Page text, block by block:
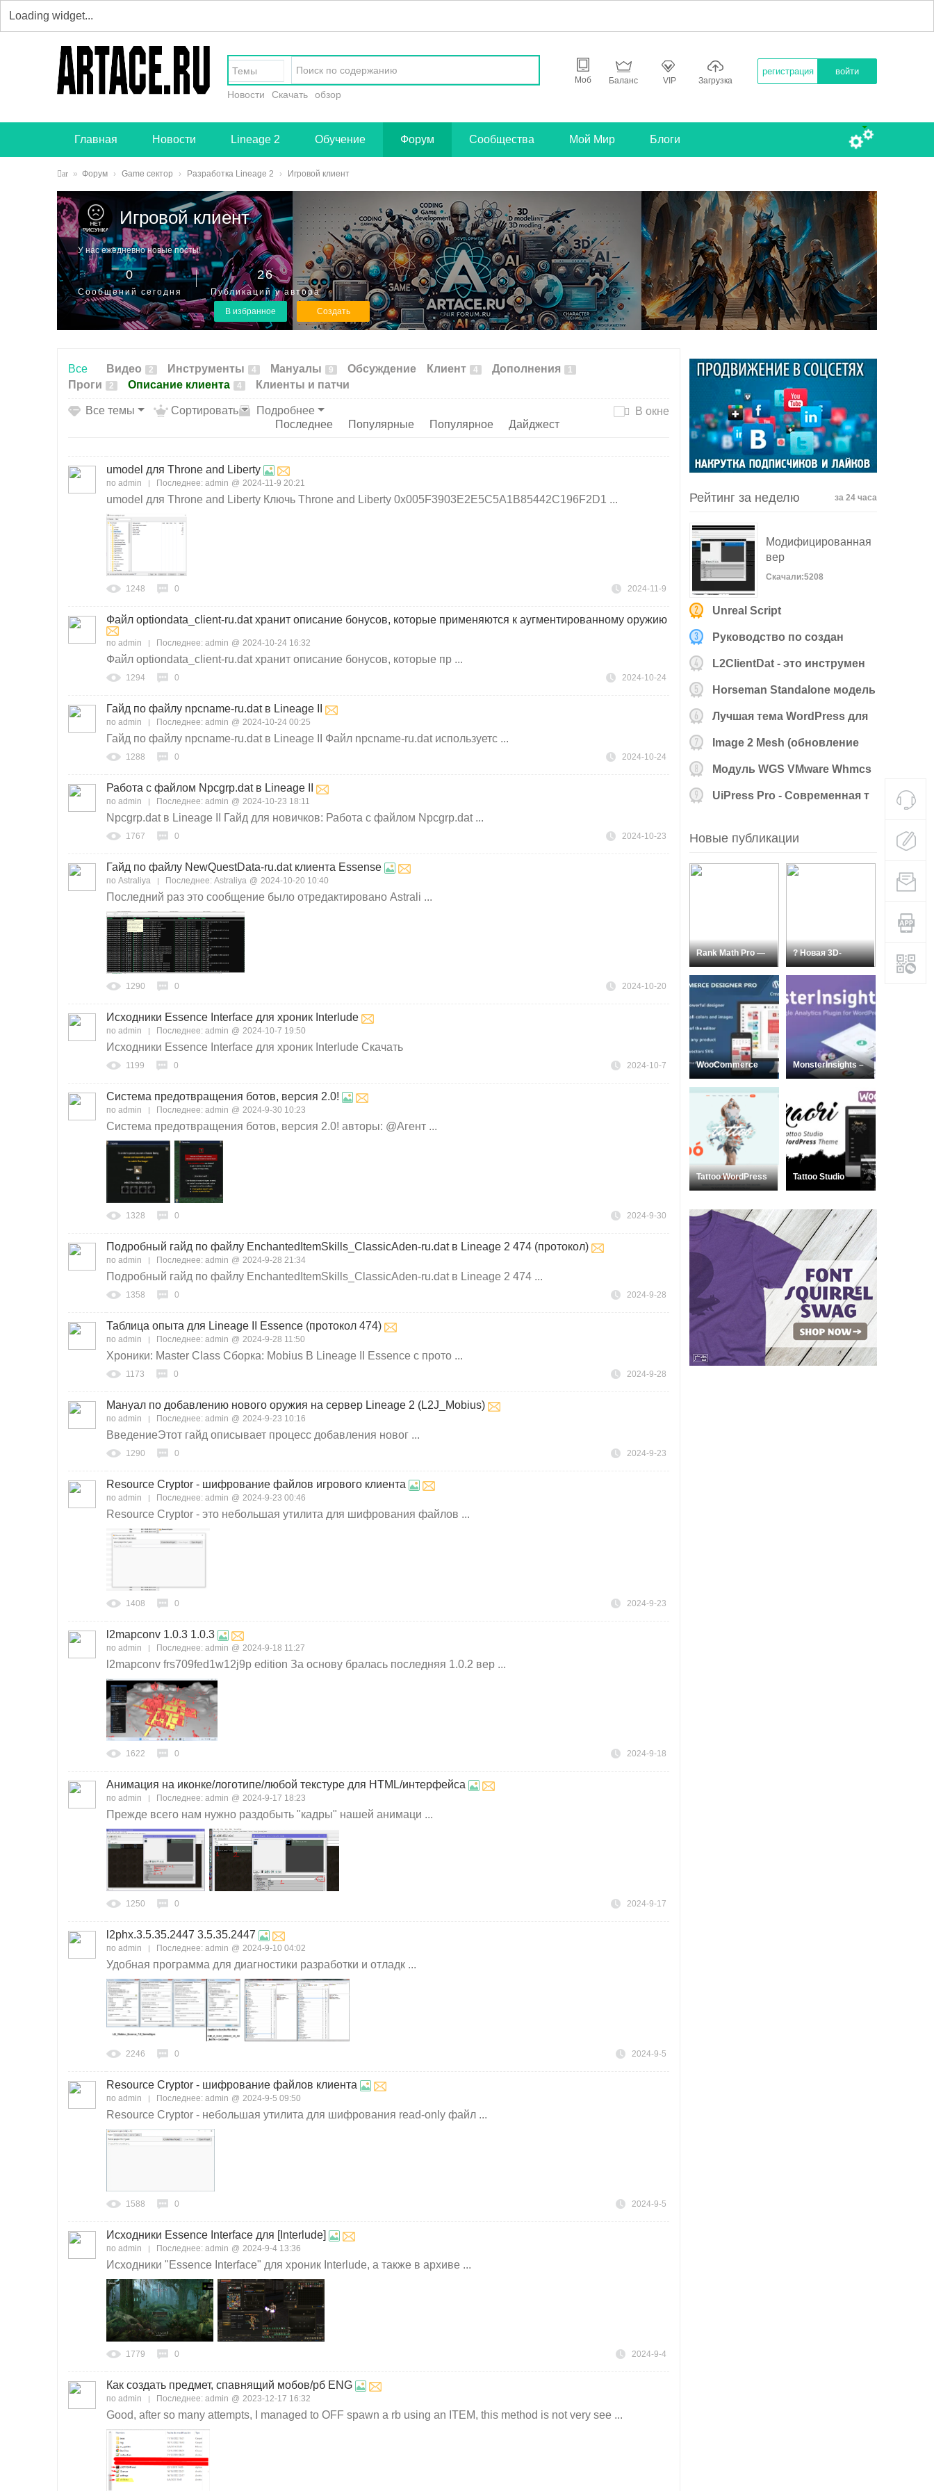
Темы
Новости Скачать обзор
Моб Баланс VIP Загрузка
регистрация войти
Главная Новости Lineage 2 Обучение Форум Сообщества Мой Мир Блоги
ar
tac
e.r
u -
тв
ор
чес
» Форум › Game сектор › Разработка Lineage 2 › Игровой клиент
Игровой клиент
У нас ежедневно новые посты!
0
Сообщений сегодня
26
Публикаций у автора
В избранное
Создать
Все Видео 2 Инструменты 4 Мануалы 9 Обсуждение Клиент 4 Дополнения 1
Проги 2 Описание клиента 4 Клиенты и патчи
В окне
Все темы Сортировать
Подробнее
Последнее
Популярные Популярное Дайджест
umodel для Throne and Liberty
по admin Последнее: admin @ 2024-11-9 20:21
umodel для Throne and Liberty Ключь Throne and Liberty 0x005F3903E2E5C5A1B85442C196F2D1 ...
1248 0 2024-11-9
Файл optiondata_client-ru.dat хранит описание бонусов, которые применяются к аугментированному оружию
по admin Последнее: admin @ 2024-10-24 16:32
Файл optiondata_client-ru.dat хранит описание бонусов, которые пр ...
1294 0 2024-10-24
Гайд по файлу npcname-ru.dat в Lineage II
по admin Последнее: admin @ 2024-10-24 00:25
Гайд по файлу npcname-ru.dat в Lineage II Файл npcname-ru.dat используетс ...
1288 0 2024-10-24
Работа с файлом Npcgrp.dat в Lineage II
по admin Последнее: admin @ 2024-10-23 18:11
Npcgrp.dat в Lineage II Гайд для новичков: Работа с файлом Npcgrp.dat ...
1767 0 2024-10-23
Гайд по файлу NewQuestData-ru.dat клиента Essense
по Astraliya Последнее: Astraliya @ 2024-10-20 10:40
Последний раз это сообщение было отредактировано Astrali ...
1290 0 2024-10-20
Исходники Essence Interface для хроник Interlude
по admin Последнее: admin @ 2024-10-7 19:50
Исходники Essence Interface для хроник Interlude Скачать
1199 0 2024-10-7
Система предотвращения ботов, версия 2.0!
по admin Последнее: admin @ 2024-9-30 10:23
Система предотвращения ботов, версия 2.0! авторы: @Агент ...
1328 0 2024-9-30
Подробный гайд по файлу EnchantedItemSkills_ClassicAden-ru.dat в Lineage 2 474 (протокол)
по admin Последнее: admin @ 2024-9-28 21:34
Подробный гайд по файлу EnchantedItemSkills_ClassicAden-ru.dat в Lineage 2 474 ...
1358 0 2024-9-28
Таблица опыта для Lineage II Essence (протокол 474)
по admin Последнее: admin @ 2024-9-28 11:50
Хроники: Master Class Сборка: Mobius В Lineage II Essence с прото ...
1173 0 2024-9-28
Мануал по добавлению нового оружия на сервер Lineage 2 (L2J_Mobius)
по admin Последнее: admin @ 2024-9-23 10:16
ВведениеЭтот гайд описывает процесс добавления новог ...
1290 0 2024-9-23
Resource Cryptor - шифрование файлов игрового клиента
по admin Последнее: admin @ 2024-9-23 00:46
Resource Cryptor - это небольшая утилита для шифрования файлов ...
1408 0 2024-9-23
l2mapconv 1.0.3 1.0.3
по admin Последнее: admin @ 2024-9-18 11:27
l2mapconv frs709fed1w12j9p edition За основу бралась последняя 1.0.2 вер ...
1622 0 2024-9-18
Анимация на иконке/логотипе/любой текстуре для HTML/интерфейса
по admin Последнее: admin @ 2024-9-17 18:23
Прежде всего нам нужно раздобыть "кадры" нашей анимаци ...
1250 0 2024-9-17
l2phx.3.5.35.2447 3.5.35.2447
по admin Последнее: admin @ 2024-9-10 04:02
Удобная программа для диагностики разработки и отладк ...
2246 0 2024-9-5
Resource Cryptor - шифрование файлов клиента
по admin Последнее: admin @ 2024-9-5 09:50
Resource Cryptor - небольшая утилита для шифрования read-only файл ...
1588 0 2024-9-5
Исходники Essence Interface для [Interlude]
по admin Последнее: admin @ 2024-9-4 13:36
Исходники "Essence Interface" для хроник Interlude, а также в архиве ...
1779 0 2024-9-4
Как создать предмет, спавнящий мобов/рб ENG
по admin Последнее: admin @ 2023-12-17 16:32
Good, after so many attempts, I managed to OFF spawn a rb using an ITEM, this method is not very see ...
Рейтинг за неделю за 24 часа
Модифицированная
вер
Скачали:5208
Unreal Script
Руководство по создан
L2ClientDat - это инструмен
Horseman Standalone модель
Stl д
Лучшая тема WordPress для
Image 2 Mesh (обновление
Pro v
Модуль WGS VMware Whmcs
V4.0.2 о
UiPress Pro - Современная т
Новые публикации
Rank Math Pro —
премиум SEO-пл
? Новая 3D-
модель для пе
WooCommerce
Designer Pro
Nulled
MonsterInsights –
Лучший плаг
Tattoo WordPress
Nulled
Tattoo Studio
Nulled
2260020